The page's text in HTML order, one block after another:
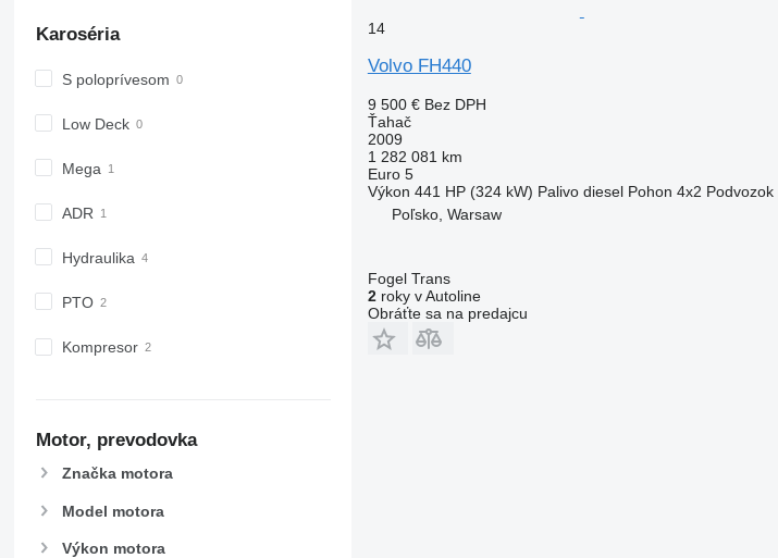
Karoséria
S poloprívesom
Low Deck
Mega
ADR
Hydraulika
PTO
Kompresor
Motor, prevodovka
Značka motora
Model motora
Výkon motora
14
Volvo FH440
9 500 € Bez DPH
Ťahač
2009
1 282 081 km
Euro 5
Výkon 441 HP (324 kW) Palivo diesel Pohon 4x2 Podvozok
Poľsko, Warsaw
Fogel Trans
2roky v Autoline
Obráťte sa na predajcu